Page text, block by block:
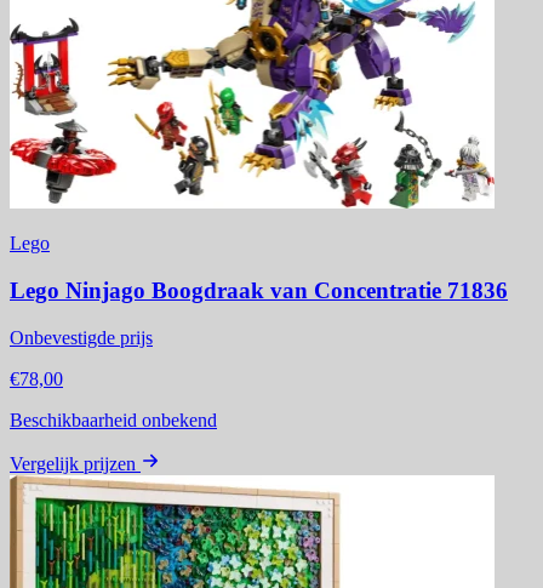
Lego
Lego Ninjago Boogdraak van Concentratie 71836
Onbevestigde prijs
€78,00
Beschikbaarheid onbekend
Vergelijk prijzen